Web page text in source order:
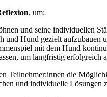
, um:
und seine individuellen
Hund gezielt aufzubauen
mit dem Hund
um langfristig erfolgreich
Teilnehmer:innen die
und individuelle Lösungen